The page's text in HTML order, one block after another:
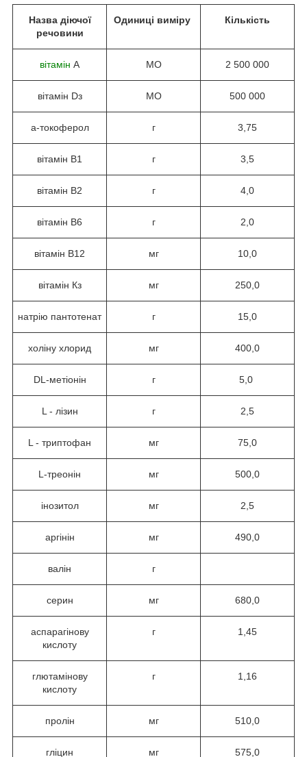
Назва діючої
речовини
Одиниці виміру Кількість
вітамін А МО 2 500 000
вітамін Dз МО 500 000
а-токоферол г 3,75
вітамін В1 г 3,5
вітамін B2 г 4,0
вітамін В6 г 2,0
вітамін В12 мг 10,0
вітамін Кз мг 250,0
натрію пантотенат г 15,0
холіну хлорид мг 400,0
DL-метіонін г 5,0
L - лізин г 2,5
L - триптофан мг 75,0
L-треонін мг 500,0
інозитол мг 2,5
аргінін мг 490,0
валін г
серин мг 680,0
аспарагінову
кислоту
г 1,45
глютамінову
кислоту
г 1,16
пролін мг 510,0
гліцин мг 575,0